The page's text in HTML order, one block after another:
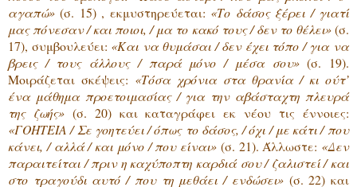
αγαπώ» (σ. 15) , εκμυστηρεύεται: «Το δάσος ξέρει / γιατί
μας πόνεσαν / και ποιοι, / μα το κακό τους / δεν το θέλει»(σ.
17), συμβουλεύει: «Και να θυμάσαι / δεν έχει τόπο / για να
βρεις / τους άλλους / παρά μόνο / μέσα σου»(σ. 19).
Μοιράζεται σκέψεις: «Τόσα χρόνια στα θρανία / κι ούτ’
ένα μάθημα προετοιμασίας / για την αβάσταχτη πλευρά
της ζωής» (σ. 20) και καταγράφει εκ νέου τις έννοιες:
«ΓΟΗΤΕΙΑ / Σε γοητεύει / όπως το δάσος, / όχι / με κάτι / που
κάνει, / αλλά / και μόνο / που είναι» (σ. 21). Άλλωστε: «Δεν
παραιτείται / πριν η καχύποπτη καρδιά σου / ζαλιστεί / και
στο τραγούδι αυτό / που τη μεθάει / ενδώσει»(σ. 22) και